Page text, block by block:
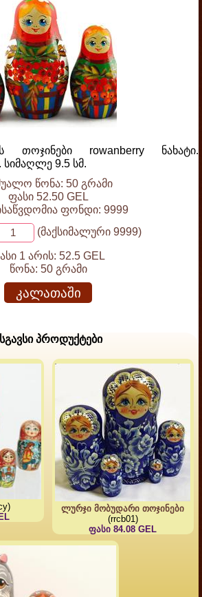
თოჯინები rowanberry ნახატი.
9.5 სმ.
წონა: 50 გრამი
ფასი 52.50 GEL
ფონდი: 9999
(მაქსიმალური 9999)
1 არის: 52.5 GEL
წონა: 50 გრამი
კალათაში
პროდუქტები
ლურჯი მობუდარი თოჯინები
(rrcb01)
ფასი 84.08 GEL